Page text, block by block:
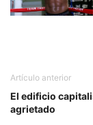
Artículo anterior
El edificio
agrietado